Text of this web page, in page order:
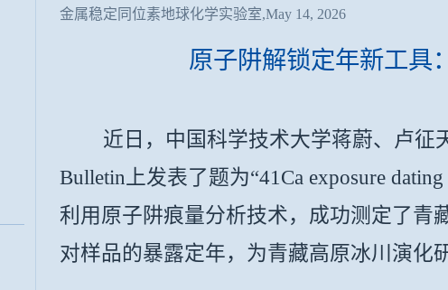
金属稳定同位素地球化学实验室,May 14, 2026
原子阱解锁定年新工具
近日，中国科学技术大学蒋蔚、卢征天
Bulletin上发表了题为“41Ca exposure
利用原子阱痕量分析技术，成功测定了青
对样品的暴露定年，为青藏高原冰川演化